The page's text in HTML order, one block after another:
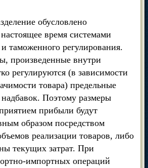
обусловлено
время системами
таможенного регулирования.
произведенные внутри
регулируются (в зависимости
товара) предельные
Поэтому размеры
прибыли будут
образом посредством
реализации товаров, либо
текущих затрат. При
импортных операций